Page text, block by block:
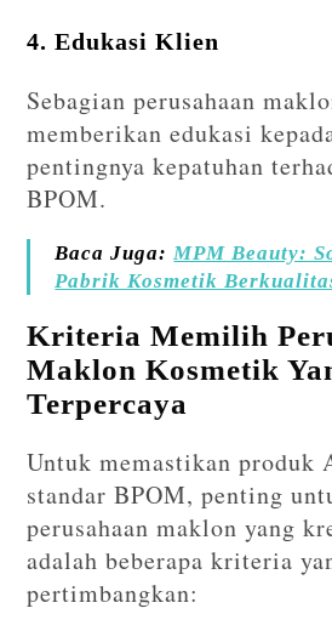
4. Edukasi Klien
Sebagian perusahaan
memberikan edukasi
pentingnya kepatuhan
BPOM.
Baca Juga:MPM Beauty:
Pabrik Kosmetik
Kriteria Memilih
Maklon Kosmetik
Terpercaya
Untuk memastikan produk
standar BPOM, penting
perusahaan maklon yang
adalah beberapa kriteria
pertimbangkan: